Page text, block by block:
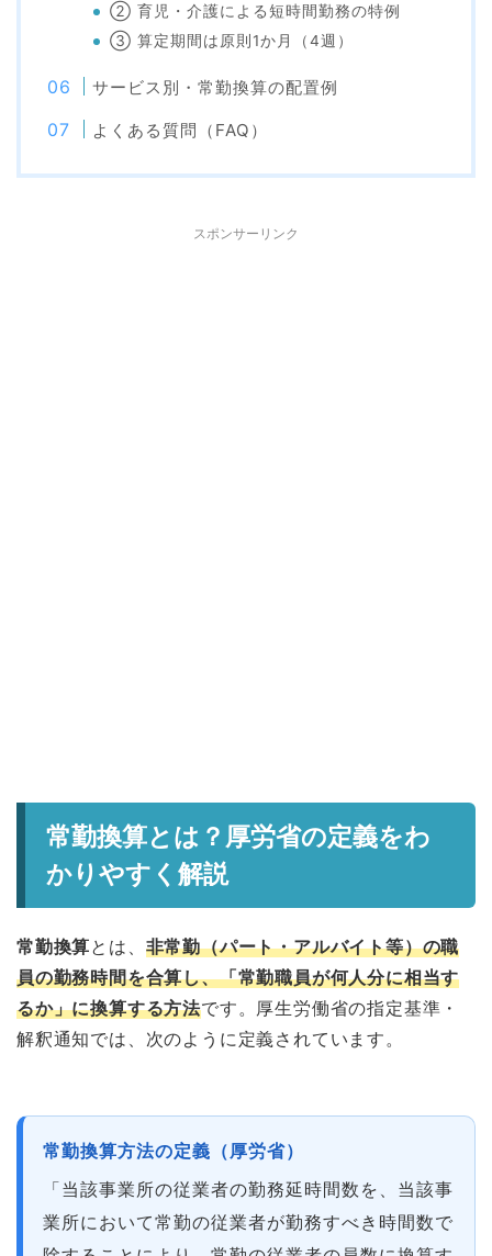
② 育児・介護による短時間勤務の特例
③ 算定期間は原則1か月（4週）
サービス別・常勤換算の配置例
よくある質問（FAQ）
スポンサーリンク
常勤換算とは？厚労省の定義をわ
かりやすく解説
常勤換算とは、 非常勤（パート・アルバイト等）の職
員の勤務時間を合算し、「常勤職員が何人分に相当す
るか」に換算する方法です。厚生労働省の指定基準・
解釈通知では、次のように定義されています。
常勤換算方法の定義（厚労省）
「当該事業所の従業者の勤務延時間数を、当該事
業所において常勤の従業者が勤務すべき時間数で